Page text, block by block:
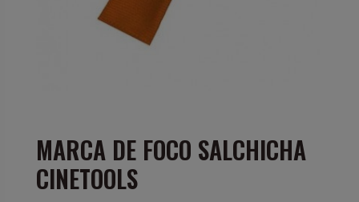
MARCA DE FOCO SALCHICHA
CINETOOLS